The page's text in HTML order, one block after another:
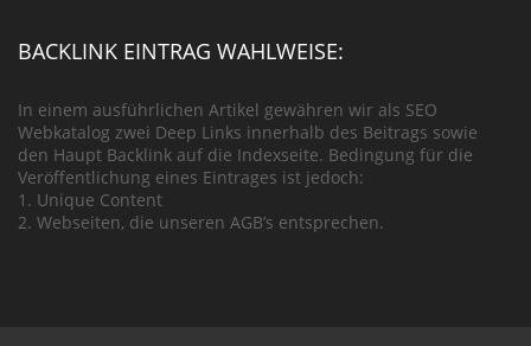
BACKLINK EINTRAG WAHLWEISE:
In einem ausführlichen Artikel gewähren wir als SEO
Webkatalog zwei Deep Links innerhalb des Beitrags sowie
den Haupt Backlink auf die Indexseite. Bedingung für die
Veröffentlichung eines Eintrages ist jedoch:
1. Unique Content
2. Webseiten, die unseren AGB’s entsprechen.